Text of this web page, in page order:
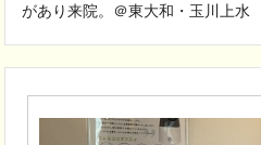
があり来院。＠東大和・玉川上水